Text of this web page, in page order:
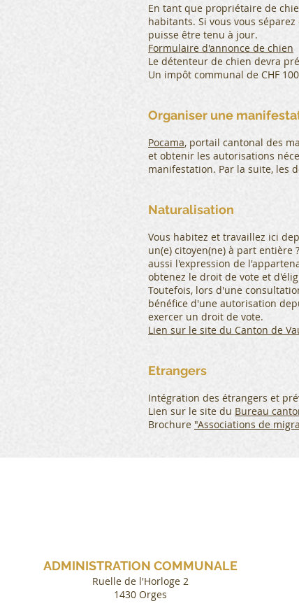
En tant que propriétaire de
habitants. Si vous vous
puisse être tenu à jour.
Formulaire d'annonce de chien
Le détenteur de chien devra
Un impôt communal de CHF
Organiser une
Pocama, portail cantonal des
et obtenir les autorisations
manifestation. Par la suite, les
Naturalisation
Vous habitez et travaillez ici
un(e) citoyen(ne) à part
aussi l'expression de
obtenez le droit de vote et
Toutefois, lors d'une
bénéfice d'une autorisation
exercer un droit de vote.
Lien sur le site du Canton de
Etrangers
Intégration des étrangers et
Lien sur le site du Bureau
Brochure "Associations de
ADMINISTRATION COMMUNALE
Ruelle de l'Horloge 2
1430 Orges